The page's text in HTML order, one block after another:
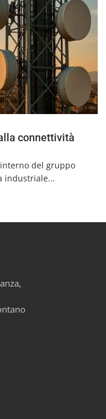
connettività
del gruppo
industriale...